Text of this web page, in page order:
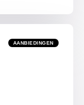
AANBIEDINGEN